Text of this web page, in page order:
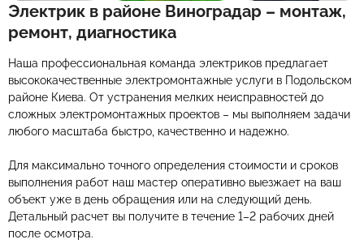
Электрик в районе Виноградар – монтаж,
ремонт, диагностика
Наша профессиональная команда электриков предлагает
высококачественные электромонтажные услуги в Подольском
районе Киева. От устранения мелких неисправностей до
сложных электромонтажных проектов – мы выполняем задачи
любого масштаба быстро, качественно и надежно.
Для максимально точного определения стоимости и сроков
выполнения работ наш мастер оперативно выезжает на ваш
объект уже в день обращения или на следующий день.
Детальный расчет вы получите в течение 1–2 рабочих дней
после осмотра.